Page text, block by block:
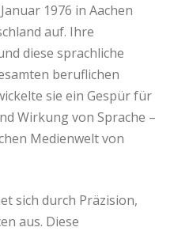
1976 in Aachen
auf. Ihre
diese sprachliche
beruflichen
sie ein Gespür für
Wirkung von Sprache –
Medienwelt von
sich durch Präzision,
aus. Diese